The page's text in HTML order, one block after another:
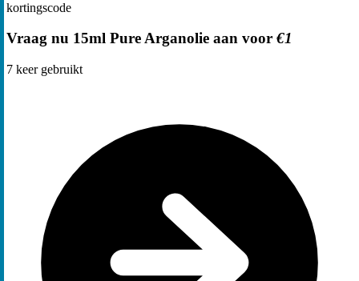
kortingscode
Vraag nu 15ml Pure Arganolie aan voor €1
7 keer gebruikt